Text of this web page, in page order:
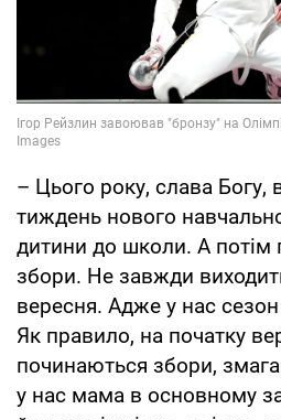
– Цього року, слава Богу,
тиждень нового
дитини до школи. А потім
збори. Не завжди
вересня. Адже у нас сезон
Як правило, на початку
починаються збори,
у нас мама в основному